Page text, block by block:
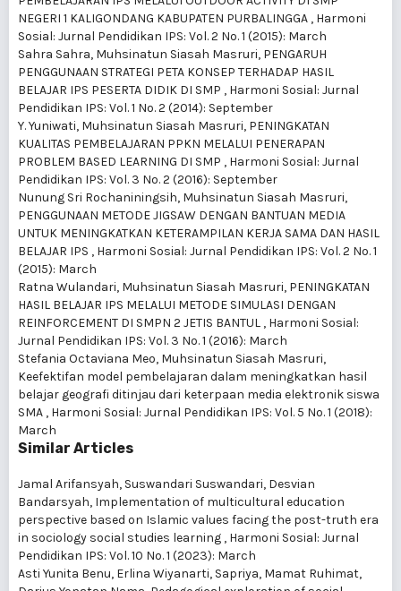
NEGERI 1 KALIGONDANG KABUPATEN PURBALINGGA , Harmoni
Sosial: Jurnal Pendidikan IPS: Vol. 2 No. 1 (2015): March
Sahra Sahra, Muhsinatun Siasah Masruri, PENGARUH
PENGGUNAAN STRATEGI PETA KONSEP TERHADAP HASIL
BELAJAR IPS PESERTA DIDIK DI SMP , Harmoni Sosial: Jurnal
Pendidikan IPS: Vol. 1 No. 2 (2014): September
Y. Yuniwati, Muhsinatun Siasah Masruri, PENINGKATAN
KUALITAS PEMBELAJARAN PPKN MELALUI PENERAPAN
PROBLEM BASED LEARNING DI SMP , Harmoni Sosial: Jurnal
Pendidikan IPS: Vol. 3 No. 2 (2016): September
Nunung Sri Rochaniningsih, Muhsinatun Siasah Masruri,
PENGGUNAAN METODE JIGSAW DENGAN BANTUAN MEDIA
UNTUK MENINGKATKAN KETERAMPILAN KERJA SAMA DAN HASIL
BELAJAR IPS , Harmoni Sosial: Jurnal Pendidikan IPS: Vol. 2 No. 1
(2015): March
Ratna Wulandari, Muhsinatun Siasah Masruri, PENINGKATAN
HASIL BELAJAR IPS MELALUI METODE SIMULASI DENGAN
REINFORCEMENT DI SMPN 2 JETIS BANTUL , Harmoni Sosial:
Jurnal Pendidikan IPS: Vol. 3 No. 1 (2016): March
Stefania Octaviana Meo, Muhsinatun Siasah Masruri,
Keefektifan model pembelajaran dalam meningkatkan hasil
belajar geografi ditinjau dari keterpaan media elektronik siswa
SMA , Harmoni Sosial: Jurnal Pendidikan IPS: Vol. 5 No. 1 (2018):
March
Similar Articles
Jamal Arifansyah, Suswandari Suswandari, Desvian
Bandarsyah, Implementation of multicultural education
perspective based on Islamic values facing the post-truth era
in sociology social studies learning , Harmoni Sosial: Jurnal
Pendidikan IPS: Vol. 10 No. 1 (2023): March
Asti Yunita Benu, Erlina Wiyanarti, Sapriya, Mamat Ruhimat,